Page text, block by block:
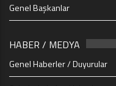
Genel Başkanlar
HABER / MEDYA
Genel Haberler / Duyurular